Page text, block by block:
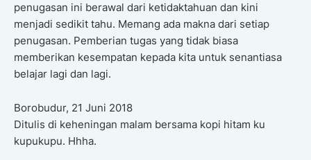
penugasan ini berawal dari ketidaktahuan dan kini
menjadi sedikit tahu. Memang ada makna dari setiap
penugasan. Pemberian tugas yang tidak biasa
memberikan kesempatan kepada kita untuk senantiasa
belajar lagi dan lagi.
Borobudur, 21 Juni 2018
Ditulis di keheningan malam bersama kopi hitam ku
kupukupu. Hhha.